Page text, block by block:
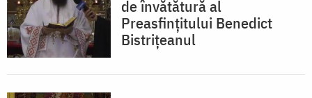
de învătătură al
Preasfințitului Benedict
Bistrițeanul